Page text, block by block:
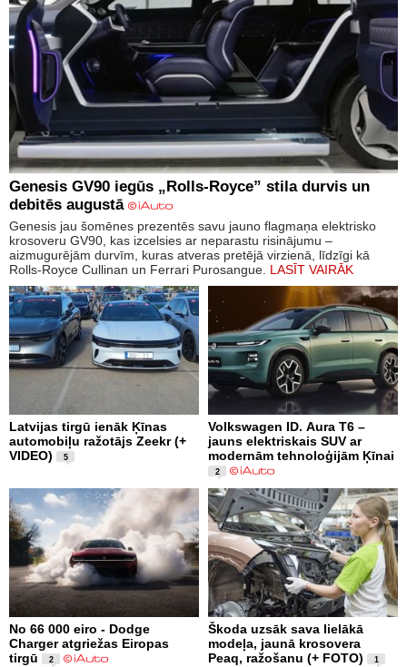
Genesis GV90 iegūs „Rolls-Royce” stila durvis un
debitēs augustā
Genesis jau šomēnes prezentēs savu jauno flagmaņa elektrisko
krosoveru GV90, kas izcelsies ar neparastu risinājumu –
aizmugurējām durvīm, kuras atveras pretējā virzienā, līdzīgi kā
Rolls-Royce Cullinan un Ferrari Purosangue. LASĪT VAIRĀK
Latvijas tirgū ienāk Ķīnas
automobiļu ražotājs Zeekr (+
VIDEO)
5
Volkswagen ID. Aura T6 –
jauns elektriskais SUV ar
modernām tehnoloģijām Ķīnai
2
No 66 000 eiro - Dodge
Charger atgriežas Eiropas
tirgū
2
Škoda uzsāk sava lielākā
modeļa, jaunā krosovera
Peaq, ražošanu (+ FOTO)
1